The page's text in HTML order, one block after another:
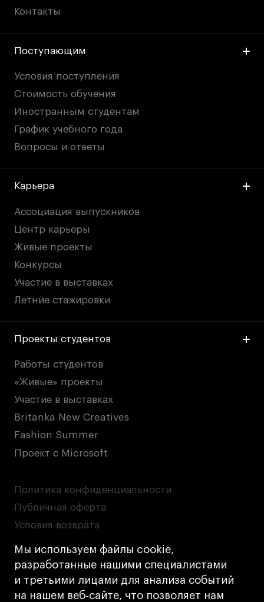
Мы используем файлы cookie,
разработанные нашими специалистами
и третьими лицами для анализа событий
на нашем веб‑сайте, что позволяет нам
Контакты
Поступающим
Условия поступления
Стоимость обучения
Иностранным студентам
График учебного года
Вопросы и ответы
Карьера
Ассоциация выпускников
Центр карьеры
Живые проекты
Конкурсы
Участие в выставках
Летние стажировки
Проекты студентов
Работы студентов
«Живые» проекты
Участие в выставках
Britanka New Creatives
Fashion Summer
Проект с Microsoft
Политика конфиденциальности
Публичная оферта
Условия возврата
Кредит на образование с господдержкой
Лицензия на осуществление образовательной
деятельности АНО ВО «Универсальный
Университет»